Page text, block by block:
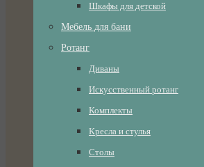
Шкафы для детской
Мебель для бани
Ротанг
Диваны
Искусственный ротанг
Комплекты
Кресла и стулья
Столы